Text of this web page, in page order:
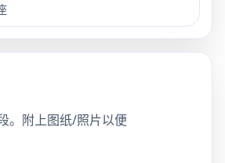
。附上图纸/照片以便